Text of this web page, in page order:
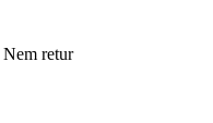
Nem retur